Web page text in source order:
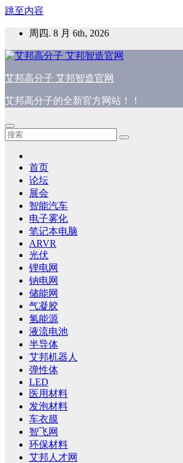
跳至内容
周四. 8 月 6th, 2026
艾邦高分子 艾邦智造官网
艾邦高分子的全新官方网站！！
首页
论坛
展会
智能汽车
电子雾化
笔记本电脑
ARVR
光伏
锂电网
钠电网
储能网
气凝胶
氢能源
液流电池
半导体
艾邦机器人
弹性体
LED
医用材料
发泡材料
车衣膜
智飞网
环保材料
艾邦人才网